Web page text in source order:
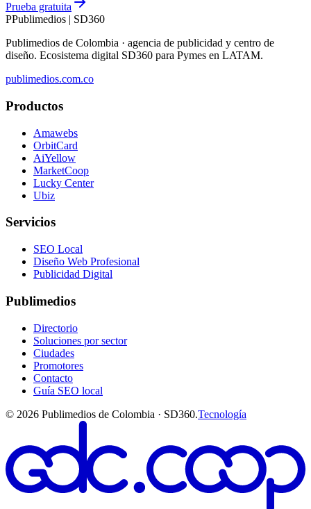
Prueba gratuita
PPublimedios | SD360
Publimedios de Colombia · agencia de publicidad y centro de
diseño. Ecosistema digital SD360 para Pymes en LATAM.
publimedios.com.co
Productos
Amawebs
OrbitCard
AiYellow
MarketCoop
Lucky Center
Ubiz
Servicios
SEO Local
Diseño Web Profesional
Publicidad Digital
Publimedios
Directorio
Soluciones por sector
Ciudades
Promotores
Contacto
Guía SEO local
© 2026 Publimedios de Colombia · SD360.Tecnología